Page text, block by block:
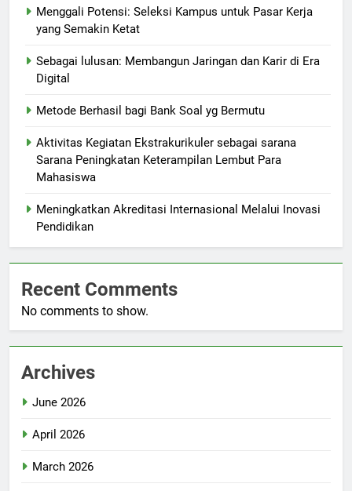
Menggali Potensi: Seleksi Kampus untuk Pasar Kerja
yang Semakin Ketat
Sebagai lulusan: Membangun Jaringan dan Karir di Era
Digital
Metode Berhasil bagi Bank Soal yg Bermutu
Aktivitas Kegiatan Ekstrakurikuler sebagai sarana
Sarana Peningkatan Keterampilan Lembut Para
Mahasiswa
Meningkatkan Akreditasi Internasional Melalui Inovasi
Pendidikan
Recent Comments
No comments to show.
Archives
June 2026
April 2026
March 2026